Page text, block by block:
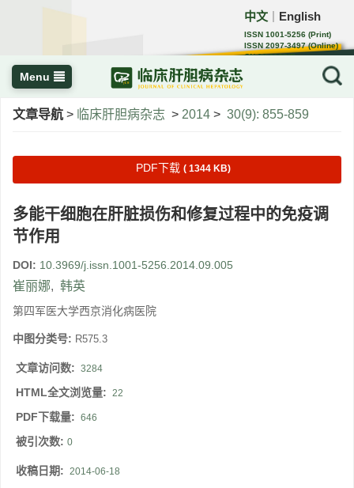
中文 English
ISSN 1001-5256 (Print)
ISSN 2097-3497 (Online)
CN 22-1108/R
Menu
文章导航 > 临床肝胆病杂志 > 2014 > 30(9): 855-859
PDF下载 ( 1344 KB)
多能干细胞在肝脏损伤和修复过程中的免疫调
节作用
DOI: 10.3969/j.issn.1001-5256.2014.09.005
崔丽娜, 韩英
第四军医大学西京消化病医院
中图分类号: R575.3
文章访问数: 3284
HTML全文浏览量: 22
PDF下载量: 646
被引次数: 0
收稿日期: 2014-06-18